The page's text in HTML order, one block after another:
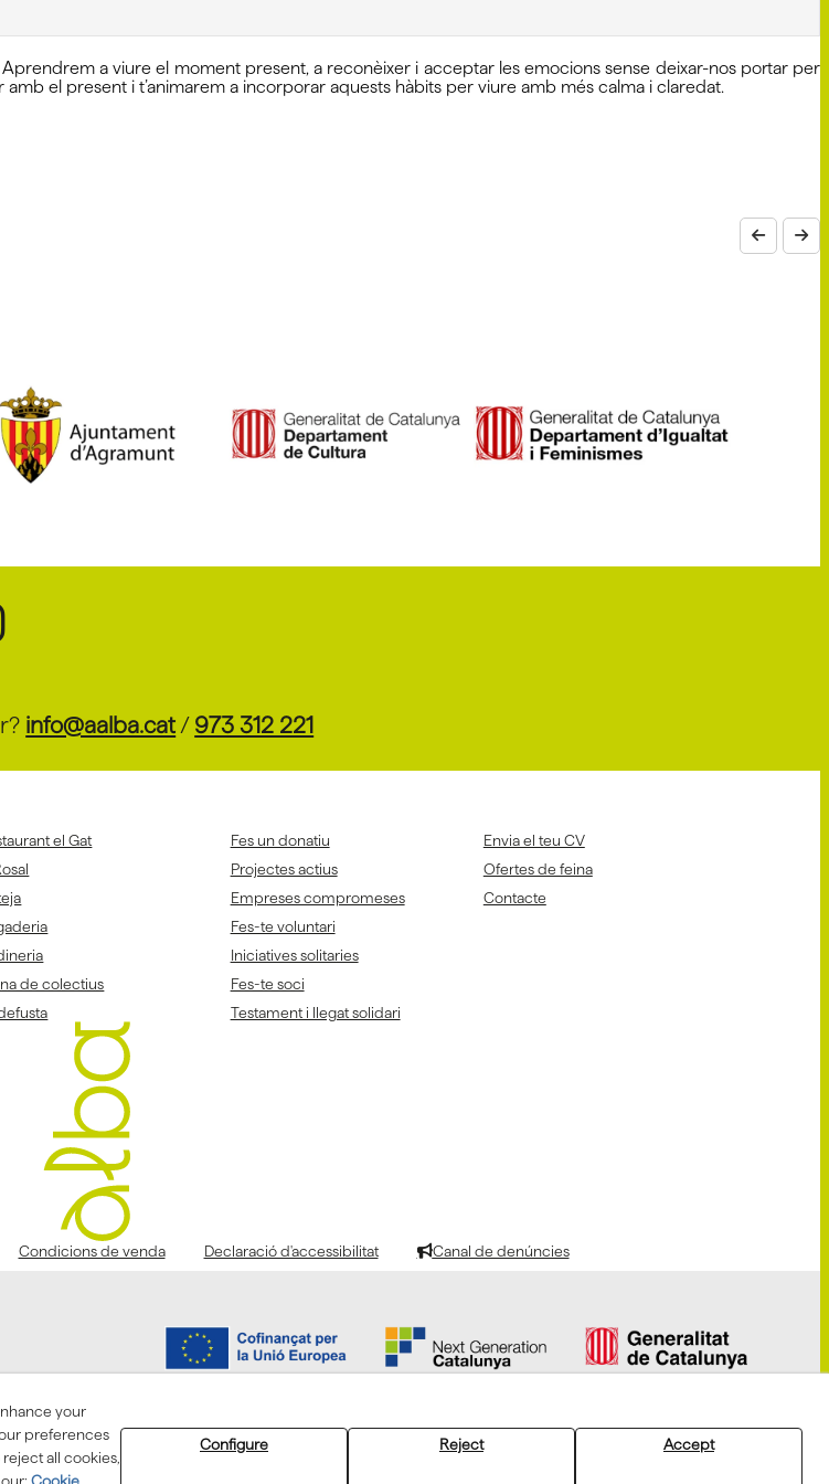
a viure el moment present, a reconèixer i acceptar les emocions sense deixar-nos portar per
el present i t’animarem a incorporar aquests hàbits per viure amb més calma i claredat.
info@aalba.cat / 973 312 221
el Gat
de colectius
Fes un donatiu
Projectes actius
Empreses compromeses
Fes-te voluntari
Iniciatives solitaries
Fes-te soci
Testament i llegat solidari
Envia el teu CV
Ofertes de feina
Contacte
Condicions de venda Declaració d'accessibilitat Canal de denúncies
your
preferences
all cookies,
Configure Reject Accept